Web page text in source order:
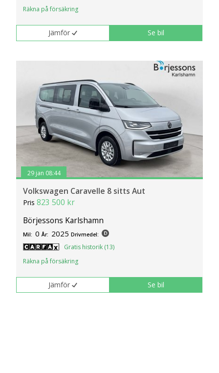
Räkna på försäkring
Jämför Se bil
29 jan 08:44
Volkswagen Caravelle 8 sitts Aut
Pris823 500 kr
Börjessons Karlshamn
Mil: 0 År: 2025 Drivmedel:
Gratis historik (13)
Räkna på försäkring
Jämför Se bil